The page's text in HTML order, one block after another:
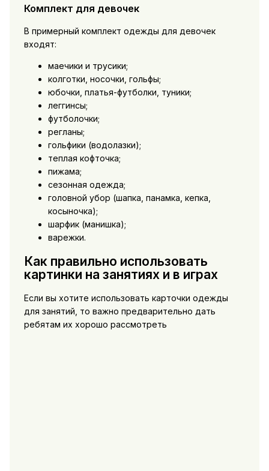
Комплект для девочек
В примерный комплект одежды для девочек
входят:
маечики и трусики;
колготки, носочки, гольфы;
юбочки, платья-футболки, туники;
леггинсы;
футболочки;
регланы;
гольфики (водолазки);
теплая кофточка;
пижама;
сезонная одежда;
головной убор (шапка, панамка, кепка,
косыночка);
шарфик (манишка);
варежки.
Как правильно использовать
картинки на занятиях и в играх
Если вы хотите использовать карточки одежды
для занятий, то важно предварительно дать
ребятам их хорошо рассмотреть